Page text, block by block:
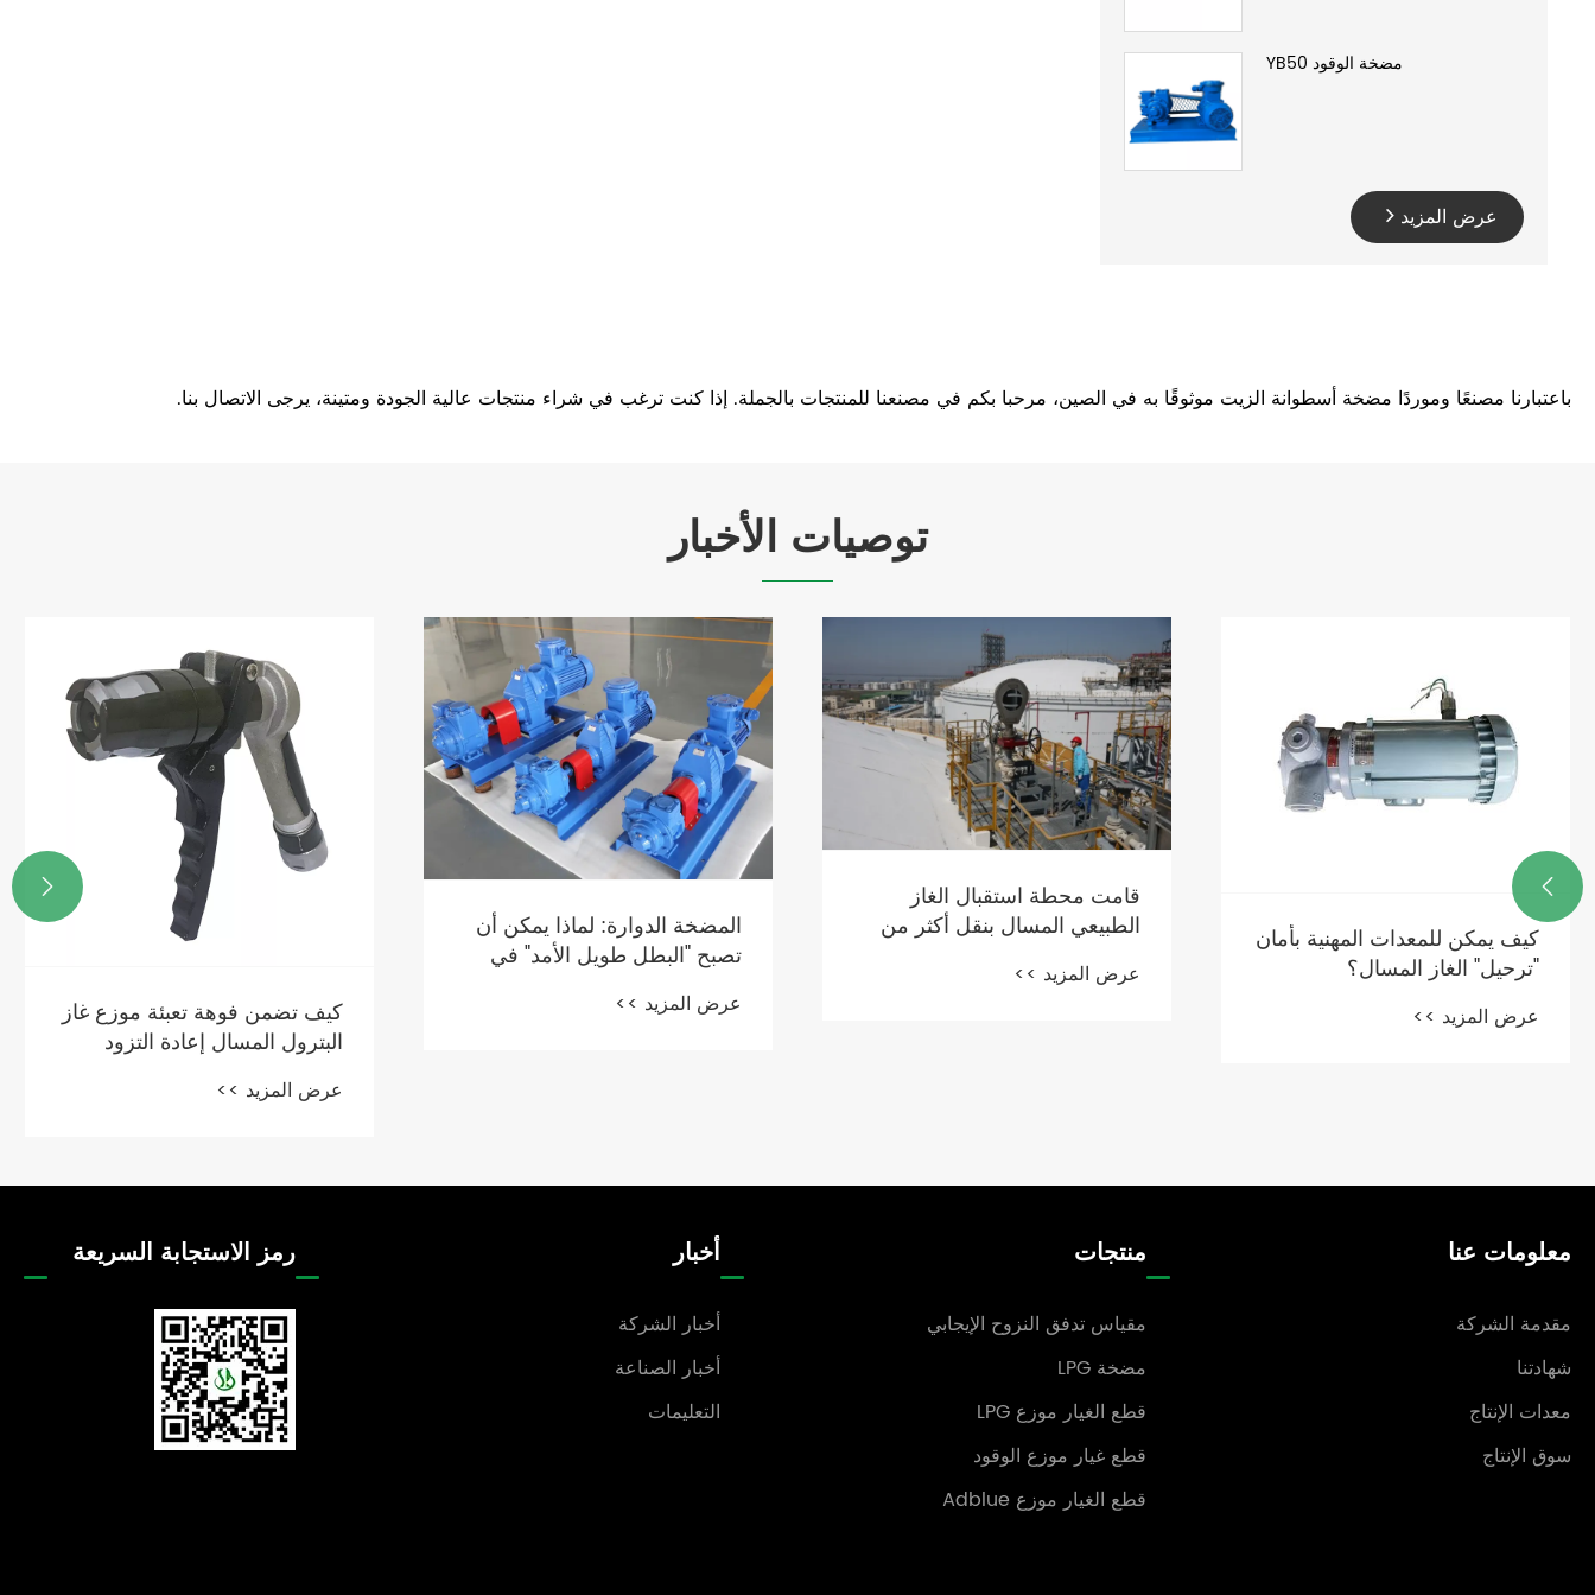
مضخة الوقود YB50
عرض المزيد
باعتبارنا مصنعًا وموردًا مضخة أسطوانة الزيت موثوقًا به في الصين، مرحبا بكم في مصنعنا للمنتجات بالجملة. إذا كنت ترغب في شراء منتجات عالية الجودة ومتينة، يرجى الاتصال بنا.
توصيات الأخبار
كيف يمكن للمعدات المهنية بأمان
"ترحيل" الغاز المسال؟
عرض المزيد >>
قامت محطة استقبال الغاز
الطبيعي المسال بنقل أكثر من
100 مليار متر مكعب من الغاز
الطبيعي إلى الخارج
عرض المزيد >>
المضخة الدوارة: لماذا يمكن أن
تصبح "البطل طويل الأمد" في
عرض المزيد >>
كيف تضمن فوهة تعبئة موزع غاز
البترول المسال إعادة التزود
بالوقود بشكل آمن وفعال؟
عرض المزيد >>


معلومات عنا
مقدمة الشركة
شهادتنا
معدات الإنتاج
سوق الإنتاج
منتجات
مقياس تدفق النزوح الإيجابي
مضخة LPG
قطع الغيار موزع LPG
قطع غيار موزع الوقود
قطع الغيار موزع Adblue
أخبار
أخبار الشركة
أخبار الصناعة
التعليمات
رمز الاستجابة السريعة